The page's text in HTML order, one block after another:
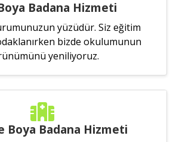
Badana Hizmeti
yüzüdür. Siz eğitim
bizde okulumunun
yeniliyoruz.
Boya Badana Hizmeti